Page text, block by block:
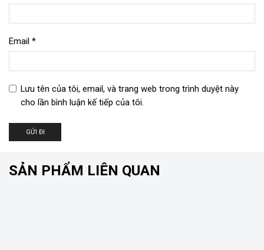
Email *
Lưu tên của tôi, email, và trang web trong trình duyệt này
cho lần bình luận kế tiếp của tôi.
SẢN PHẨM LIÊN QUAN